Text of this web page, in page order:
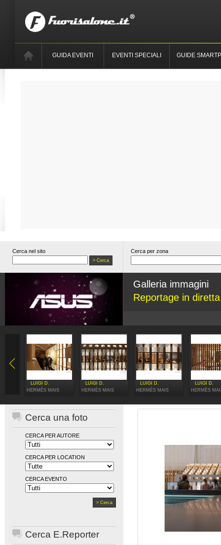
GUIDA EVENTI EVENTI SPECIALI GUIDE
Cerca nel sito Cerca per zona
Galleria immagini
Reportage in
LUIGI D.
HERMÈS MAIS
LUIGI D.
HERMÈS MAIS
LUIGI D.
HERMÈS MAIS
LUIGI D.
HERMÈS
Cerca una foto
CERCA PER AUTORE
CERCA PER LOCATION
CERCA EVENTO
Cerca E.Reporter